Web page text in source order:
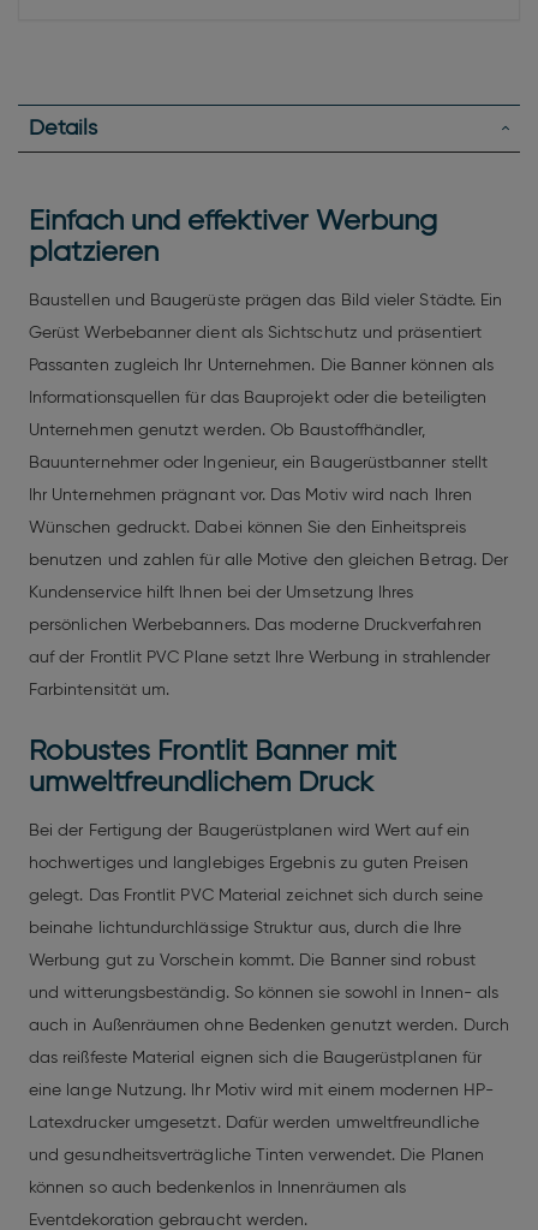
Details
Einfach und effektiver Werbung
platzieren
Baustellen und Baugerüste prägen das Bild vieler Städte. Ein
Gerüst Werbebanner dient als Sichtschutz und präsentiert
Passanten zugleich Ihr Unternehmen. Die Banner können als
Informationsquellen für das Bauprojekt oder die beteiligten
Unternehmen genutzt werden. Ob Baustoffhändler,
Bauunternehmer oder Ingenieur, ein Baugerüstbanner stellt
Ihr Unternehmen prägnant vor. Das Motiv wird nach Ihren
Wünschen gedruckt. Dabei können Sie den Einheitspreis
benutzen und zahlen für alle Motive den gleichen Betrag. Der
Kundenservice hilft Ihnen bei der Umsetzung Ihres
persönlichen Werbebanners. Das moderne Druckverfahren
auf der Frontlit PVC Plane setzt Ihre Werbung in strahlender
Farbintensität um.
Robustes Frontlit Banner mit
umweltfreundlichem Druck
Bei der Fertigung der Baugerüstplanen wird Wert auf ein
hochwertiges und langlebiges Ergebnis zu guten Preisen
gelegt. Das Frontlit PVC Material zeichnet sich durch seine
beinahe lichtundurchlässige Struktur aus, durch die Ihre
Werbung gut zu Vorschein kommt. Die Banner sind robust
und witterungsbeständig. So können sie sowohl in Innen- als
auch in Außenräumen ohne Bedenken genutzt werden. Durch
das reißfeste Material eignen sich die Baugerüstplanen für
eine lange Nutzung. Ihr Motiv wird mit einem modernen HP-
Latexdrucker umgesetzt. Dafür werden umweltfreundliche
und gesundheitsverträgliche Tinten verwendet. Die Planen
können so auch bedenkenlos in Innenräumen als
Eventdekoration gebraucht werden.